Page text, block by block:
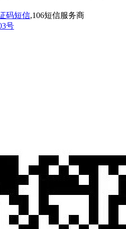
码短信,106短信服务商
号